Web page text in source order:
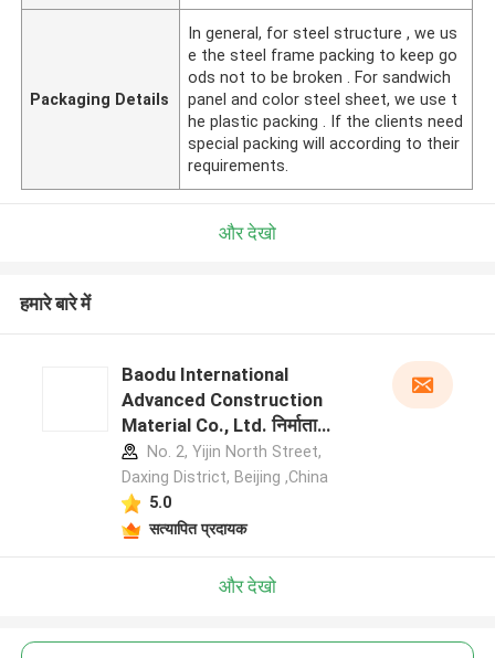
Packaging Details
In general, for steel structure , we us
e the steel frame packing to keep go
ods not to be broken . For sandwich
panel and color steel sheet, we use t
he plastic packing . If the clients need
special packing will according to their
requirements.
और देखो
हमारे बारे में
Baodu International
Advanced Construction
Material Co., Ltd. निर्माता
प्रोफ़ाइलNo. 2, Yijin North Street,
Daxing District, Beijing ,China
5.0
सत्यापित प्रदायक
और देखो